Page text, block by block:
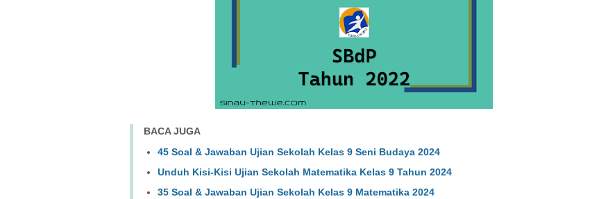
BACA JUGA
45 Soal & Jawaban Ujian Sekolah Kelas 9 Seni Budaya 2024
Unduh Kisi-Kisi Ujian Sekolah Matematika Kelas 9 Tahun 2024
35 Soal & Jawaban Ujian Sekolah Kelas 9 Matematika 2024